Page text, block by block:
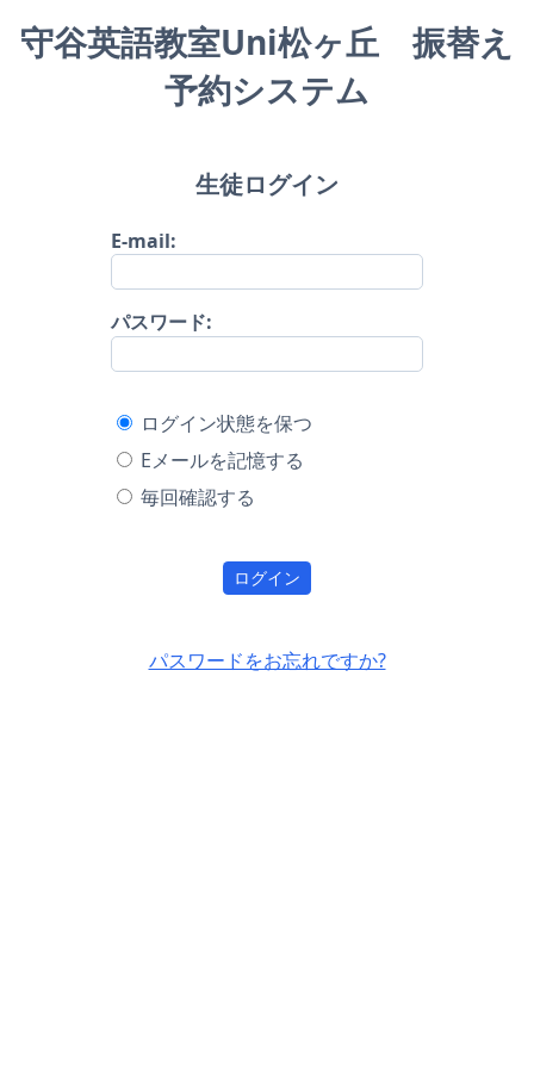
守谷英語教室Uni松ヶ丘 振替え
予約システム
生徒ログイン
E-mail:
パスワード:
ログイン状態を保つ
Eメールを記憶する
毎回確認する
ログイン
パスワードをお忘れですか?